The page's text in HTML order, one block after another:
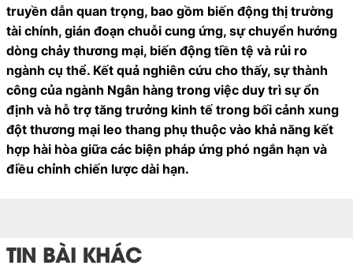
truyền dẫn quan trọng, bao gồm biến động thị trường
tài chính, gián đoạn chuỗi cung ứng, sự chuyển hướng
dòng chảy thương mại, biến động tiền tệ và rủi ro
ngành cụ thể. Kết quả nghiên cứu cho thấy, sự thành
công của ngành Ngân hàng trong việc duy trì sự ổn
định và hỗ trợ tăng trưởng kinh tế trong bối cảnh xung
đột thương mại leo thang phụ thuộc vào khả năng kết
hợp hài hòa giữa các biện pháp ứng phó ngắn hạn và
điều chỉnh chiến lược dài hạn.
TIN BÀI KHÁC